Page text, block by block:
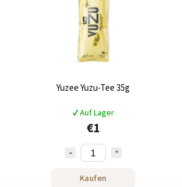
Yuzee Yuzu-Tee 35g
✔ Auf Lager
€1
Kaufen